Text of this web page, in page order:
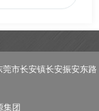
市长安镇长安振安东路
集团